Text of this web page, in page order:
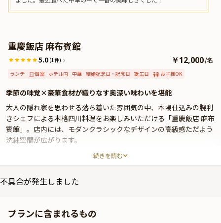
重慶飯店 麻布賓館
5.0 (1件) ￥12,000/名
ランチ 個室 ホテル内 中華 結婚記念日・記念日 誕生日 お子様OK
季節の味覚×豪華食材が織りなす奥深い味わいを堪能
大人の隠れ家を思わせる落ち着いた雰囲気の中、本場仕込みの腕利
きシェフによる本格四川料理をお楽しみいただける「重慶飯店 麻布
賓館」。店内には、モダンクラシックなデザインの高級感ただよう
洗練空間が広がります。
本プランでご提供するのは、前菜からデザートまで全8皿をお楽し
唐辛子炒め・麻婆豆腐・チャーハンなどをご堪能いただけます。
をご満喫いただける、こだわりのランチコースをご賞味ください。
続きを読む
不具合が発生しました
プランに含まれるもの